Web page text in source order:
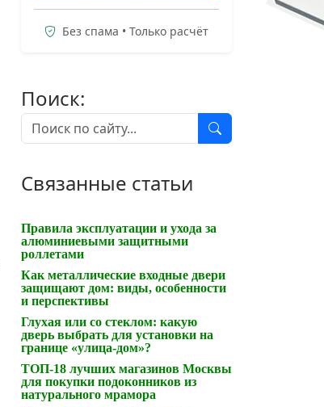
Без спама • Только расчёт
Поиск:
Связанные статьи
Правила эксплуатации и ухода за
алюминиевыми защитными
роллетами
Как металлические входные двери
защищают дом: виды, особенности
и перспективы
Глухая или со стеклом: какую
дверь выбрать для установки на
границе «улица-дом»?
ТОП-18 лучших магазинов Москвы
для покупки подоконников из
натурального мрамора